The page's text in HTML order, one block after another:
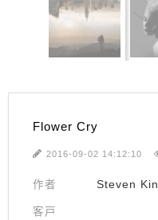
Flower Cry
2016-09-02 14:12:10
作者 Steven Kin
客戸